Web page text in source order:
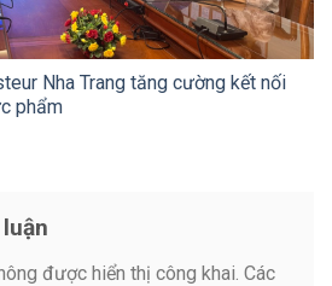
Nha Trang tăng cường kết nối
phẩm
được hiển thị công khai. Các